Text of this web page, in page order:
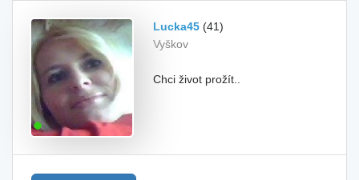
Lucka45 (41)
Vyškov
Chci život prožít..